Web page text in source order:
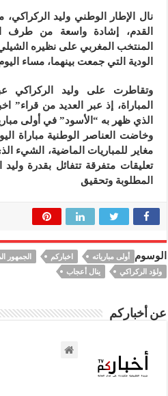
نال الإطار الوطني وليد
القدم، إشادة واسعة من طرف
المنتخب المغربي على نظيره
الودية التي جمعت بينهما، مساء
وتقاطرت على وليد الركراكي
المباراة، إذ عبر العديد من قراء”
الذي ظهر به “الأسود” في أولى
وخاضت العناصر الوطنية مباراة
مغاير للمباريات الماضية، الشيء
تعليقات متفرقة تتفائل بقدرة
المطلوبة وتحقيق
الوسوم أولى مبارياته اخباركم الجمهور
ولؤد الركراكي
ينال أعجاب
عن أخباركم